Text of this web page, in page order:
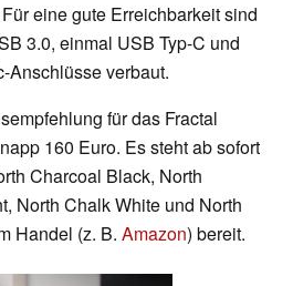
eine gute Erreichbarkeit sind
3.0, einmal USB Typ-C und
Anschlüsse verbaut.
für das Fractal
160 Euro. Es steht ab sofort
Charcoal Black, North
North Chalk White und North
Handel (z. B. Amazon) bereit.